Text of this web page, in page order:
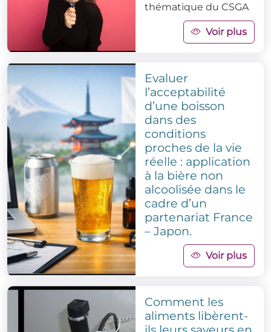
thématique du CSGA
Voir plus
Evaluer
l’acceptabilité
d’une boisson
dans des
conditions
proches de la vie
réelle : application
à la bière non
alcoolisée dans le
cadre d’un
partenariat France
– Japon.
Voir plus
Comment les
aliments libèrent-